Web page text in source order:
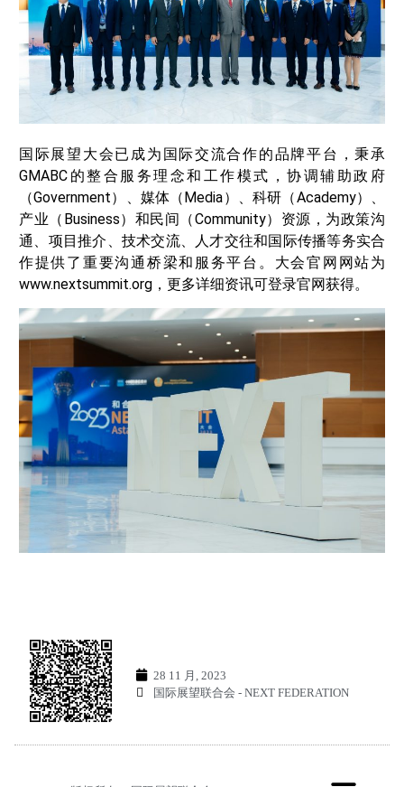
国际展望大会已成为国际交流合作的品牌平台，秉承
GMABC的整合服务理念和工作模式，协调辅助政府
（Government）、媒体（Media）、科研（Academy）、
产业（Business）和民间（Community）资源，为政策沟
通、项目推介、技术交流、人才交往和国际传播等务实合
作提供了重要沟通桥梁和服务平台。大会官网网站为
www.nextsummit.org，更多详细资讯可登录官网获得。
28 11 月, 2023
国际展望联合会 - NEXT FEDERATION